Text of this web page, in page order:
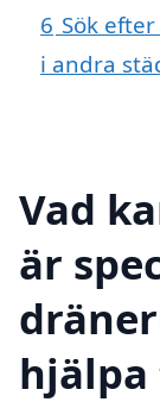
6 Sök
i andra
Vad
är